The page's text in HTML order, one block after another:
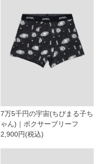
7万5千円の宇宙(ちびまる子ち
ゃん)｜ボクサーブリーフ
2,900円(税込)